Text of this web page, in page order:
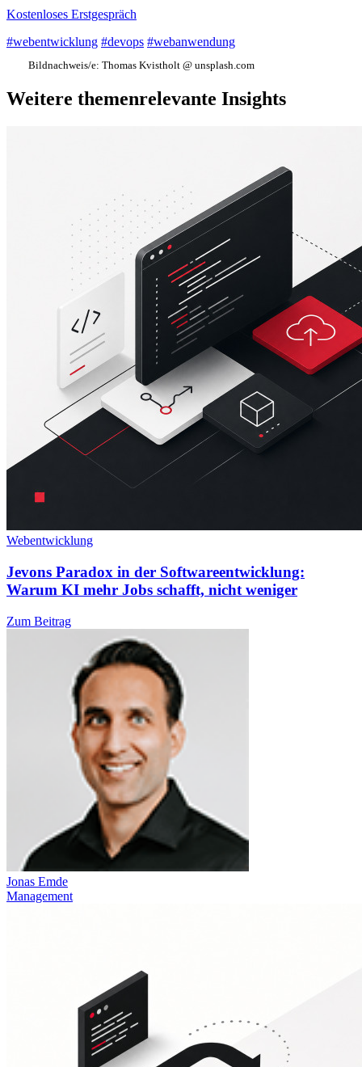
Kostenloses Erstgespräch
#webentwicklung #devops #webanwendung
Bildnachweis/e: Thomas Kvistholt @ unsplash.com
Weitere themenrelevante Insights
Webentwicklung
Jevons Paradox in der Softwareentwicklung:
Warum KI mehr Jobs schafft, nicht weniger
Zum Beitrag
Jonas Emde
Management